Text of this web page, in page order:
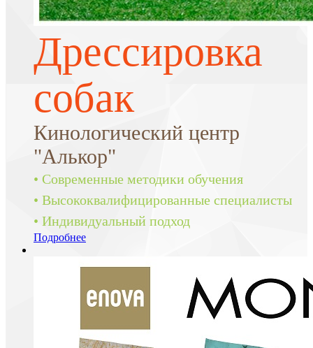
Дрессировка
собак
Кинологический центр
"Алькор"
• Современные методики обучения
• Высококвалифицированные специалисты
• Индивидуальный подход
Подробнее